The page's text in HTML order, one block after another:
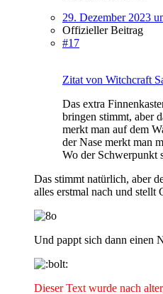
29. Dezember 2023
Offizieller Beitrag
#17
Zitat von Witchcraft
Das extra
bringen stimmt, aber
merkt man auf dem
der Nase merkt man
Wo der Schwerpunkt
Das stimmt natürlich, aber
alles erstmal nach und stellt
Und pappt sich dann einen
Dieser Text wurde nach